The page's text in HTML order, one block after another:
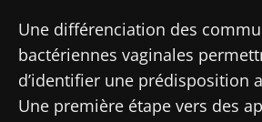
Une différenciation des
bactériennes vaginales
d’identifier une prédisposition
Une première étape vers des
Vous êtes sur le point d'être
quitter notre site web
Être redirigé
protection des donnéesdu
Microbiota Institute
* Champs obligatoires